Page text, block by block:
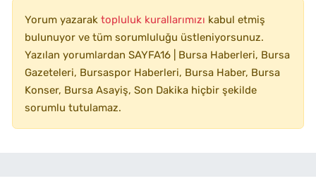
Yorum yazarak topluluk kurallarımızı kabul etmiş
bulunuyor ve tüm sorumluluğu üstleniyorsunuz.
Yazılan yorumlardan SAYFA16 | Bursa Haberleri, Bursa
Gazeteleri, Bursaspor Haberleri, Bursa Haber, Bursa
Konser, Bursa Asayiş, Son Dakika hiçbir şekilde
sorumlu tutulamaz.